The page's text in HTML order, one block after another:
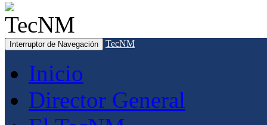
Interruptor de Navegación TecNM
Inicio
Director General